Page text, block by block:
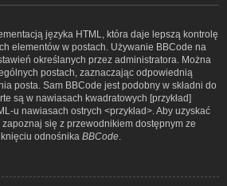
języka HTML, która daje lepszą kontrolę
elementów w postach. Używanie BBCode na
określanych przez administratora. Można
postach, zaznaczając odpowiednią
posta. Sam BBCode jest podobny w składni do
są w nawiasach kwadratowych [przykład]
u nawiasach ostrych <przykład>. Aby uzyskać
się z przewodnikiem dostępnym ze
odnośnika BBCode